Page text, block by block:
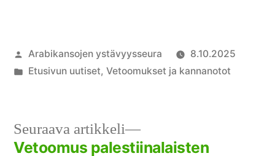
Artikkelin
julkaisija
Arabikansojen ystävyysseura
8.10.2025
Julkaistu
Etusivun uutiset, Vetoomukset ja kannanotot
Seuraava artikkeli
Seuraava
artikkeli:
Vetoomus palestiinalaisten